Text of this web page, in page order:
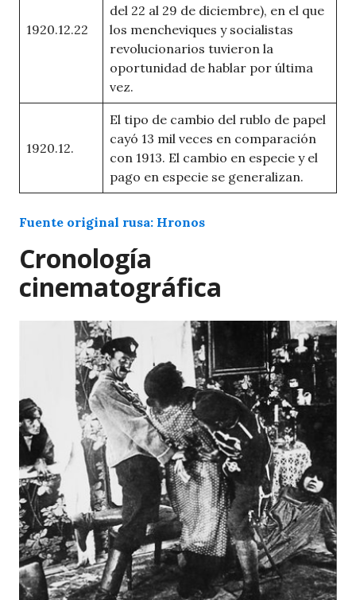
1920.12.22
del 22 al 29 de diciembre), en el que
los mencheviques y socialistas
revolucionarios tuvieron la
oportunidad de hablar por última
vez.
1920.12.
El tipo de cambio del rublo de papel
cayó 13 mil veces en comparación
con 1913. El cambio en especie y el
pago en especie se generalizan.
Fuente original rusa: Hronos
Cronología
cinematográfica